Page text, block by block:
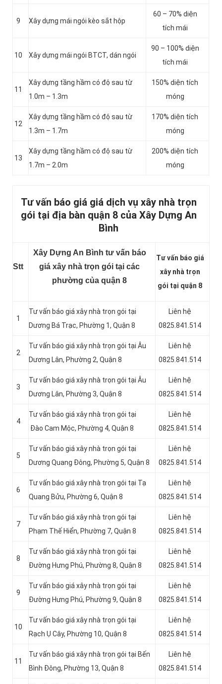
9 Xây dựng mái ngói kèo sắt hộp
60 – 70% diện
tích mái
10 Xây dựng mái ngói BTCT, dán ngói
90 – 100% diện
tích mái
11
Xây dựng tầng hầm có độ sau từ
1.0m – 1.3m
150% diện tích
móng
12
Xây dựng tầng hầm có độ sau từ
1.3m – 1.7m
170% diện tích
móng
13
Xây dựng tầng hầm có độ sau từ
1.7m – 2.0m
200% diện tích
móng
Tư vấn báo giá giá dịch vụ xây nhà trọn
gói tại địa bàn quận 8 của Xây Dựng An
Bình
Stt
Xây Dựng An Bình tư vấn báo
giá xây nhà trọn gói tại các
phường của quận 8
Tư vấn báo giá
xây nhà trọn
gói tại quận 8
1
Tư vấn báo giá xây nhà trọn gói tại
Dương Bá Trạc, Phường 1, Quận 8
Liên hệ
0825.841.514
2
Tư vấn báo giá xây nhà trọn gói tại Âu
Dương Lân, Phường 2, Quận 8
Liên hệ
0825.841.514
3
Tư vấn báo giá xây nhà trọn gói tại Âu
Dương Lân, Phường 3, Quận 8
Liên hệ
0825.841.514
4
Tư vấn báo giá xây nhà trọn gói tại
Đào Cam Mộc, Phường 4, Quận 8
Liên hệ
0825.841.514
5
Tư vấn báo giá xây nhà trọn gói tại
Dương Quang Đông, Phường 5, Quận 8
Liên hệ
0825.841.514
6
Tư vấn báo giá xây nhà trọn gói tại Tạ
Quang Bửu, Phường 6, Quận 8
Liên hệ
0825.841.514
7
Tư vấn báo giá xây nhà trọn gói tại
Phạm Thế Hiển, Phường 7, Quận 8
Liên hệ
0825.841.514
8
Tư vấn báo giá xây nhà trọn gói tại
Đường Hưng Phú, Phường 8, Quận 8
Liên hệ
0825.841.514
9
Tư vấn báo giá xây nhà trọn gói tại
Đường Hưng Phú, Phường 9, Quận 8
Liên hệ
0825.841.514
10
Tư vấn báo giá xây nhà trọn gói tại
Rạch Ụ Cây, Phường 10, Quận 8
Liên hệ
0825.841.514
11
Tư vấn báo giá xây nhà trọn gói tại Bến
Bình Đông, Phường 13, Quận 8
Liên hệ
0825.841.514